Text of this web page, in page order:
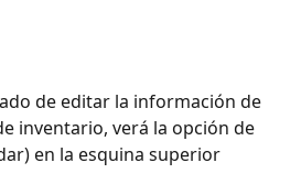
de editar la información de
inventario, verá la opción de
en la esquina superior